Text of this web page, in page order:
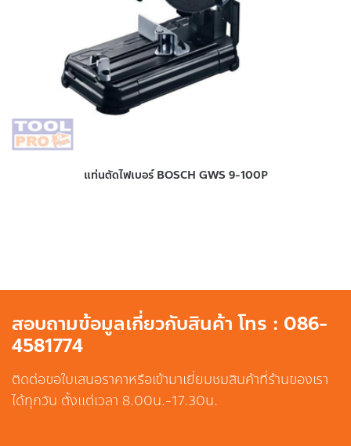
แท่นตัดไฟเบอร์ BOSCH GWS 9-100P
สอบถามข้อมูลเกี่ยวกับสินค้า โทร : 086-
4581774
ติดต่อขอใบเสนอราคาหรือเข้ามาเยี่ยมชมสินค้าที่ร้านของเรา
ได้ทุกวัน ตั้งแต่เวลา 8.00น.-17.30น.